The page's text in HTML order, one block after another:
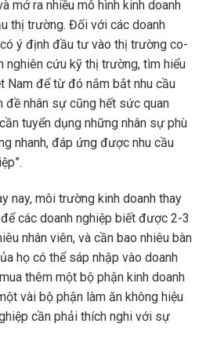
mở ra nhiều mô hình kinh doanh
thị trường. Đối với các doanh
ý định đầu tư vào thị trường co-
nghiên cứu kỹ thị trường, tìm hiểu
Nam để từ đó nắm bắt nhu cầu
đề nhân sự cũng hết sức quan
tuyển dụng những nhân sự phù
nhanh, đáp ứng được nhu cầu
nay, môi trường kinh doanh thay
các doanh nghiệp biết được 2-3
nhân viên, và cần bao nhiêu bàn
họ có thể sáp nhập vào doanh
thêm một bộ phận kinh doanh
vài bộ phận làm ăn không hiệu
cần phải thích nghi với sự